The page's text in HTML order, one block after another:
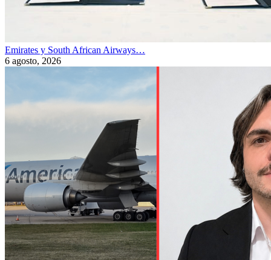
Emirates y South African Airways…
6 agosto, 2026